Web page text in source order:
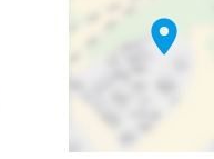
location_on